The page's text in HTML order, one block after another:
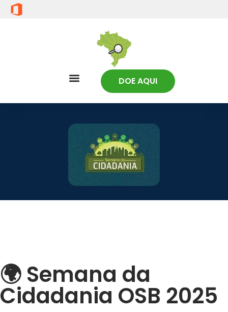
DOE AQUI
🌍 Semana da
Cidadania OSB 2025